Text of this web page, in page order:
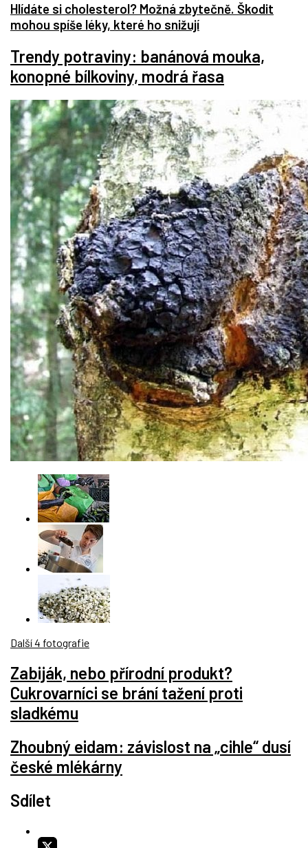
Hlídáte si cholesterol? Možná zbytečně. Škodit
mohou spíše léky, které ho snižují
Trendy potraviny: banánová mouka,
konopné bílkoviny, modrá řasa
Další 4 fotografie
Zabiják, nebo přírodní produkt?
Cukrovarníci se brání tažení proti
sladkému
Zhoubný eidam: závislost na „cihle“ dusí
české mlékárny
Sdílet